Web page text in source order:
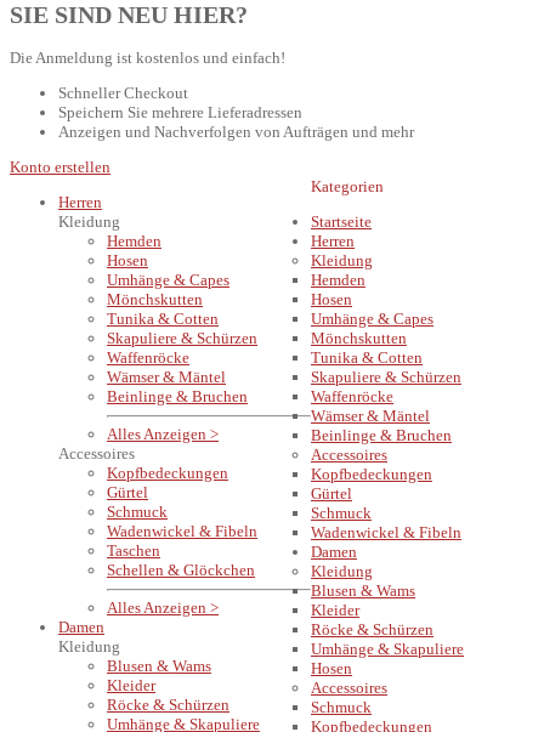
SIE SIND NEU HIER?
Die Anmeldung ist kostenlos und einfach!
Schneller Checkout
Speichern Sie mehrere Lieferadressen
Anzeigen und Nachverfolgen von Aufträgen und mehr
Konto erstellen
Herren
Kleidung
Hemden
Hosen
Umhänge & Capes
Mönchskutten
Tunika & Cotten
Skapuliere & Schürzen
Waffenröcke
Wämser & Mäntel
Beinlinge & Bruchen
Alles Anzeigen >
Accessoires
Kopfbedeckungen
Gürtel
Schmuck
Wadenwickel & Fibeln
Taschen
Schellen & Glöckchen
Alles Anzeigen >
Damen
Kleidung
Blusen & Wams
Kleider
Röcke & Schürzen
Umhänge & Skapuliere
Kategorien
Startseite
Herren
Kleidung
Hemden
Hosen
Umhänge & Capes
Mönchskutten
Tunika & Cotten
Skapuliere & Schürzen
Waffenröcke
Wämser & Mäntel
Beinlinge & Bruchen
Accessoires
Kopfbedeckungen
Gürtel
Schmuck
Wadenwickel & Fibeln
Damen
Kleidung
Blusen & Wams
Kleider
Röcke & Schürzen
Umhänge & Skapuliere
Hosen
Accessoires
Schmuck
Kopfbedeckungen